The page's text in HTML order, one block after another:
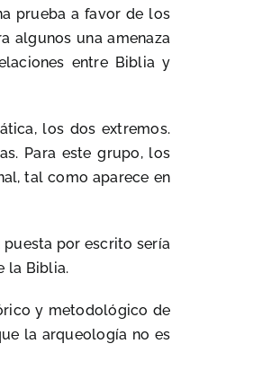
prueba a favor de los
algunos una amenaza
entre Biblia y
los dos extremos.
Para este grupo, los
tal como aparece en
por escrito sería
la Biblia.
y metodológico de
la arqueología no es